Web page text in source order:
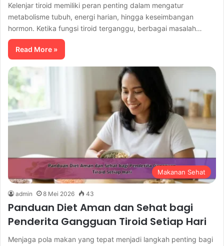
Kelenjar tiroid memiliki peran penting dalam mengatur
metabolisme tubuh, energi harian, hingga keseimbangan
hormon. Ketika fungsi tiroid terganggu, berbagai masalah…
Read More »
Makanan Sehat
admin 8 Mei 2026 43
Panduan Diet Aman dan Sehat bagi
Penderita Gangguan Tiroid Setiap Hari
Menjaga pola makan yang tepat menjadi langkah penting bagi